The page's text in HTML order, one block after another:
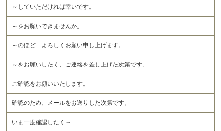
～していただければ幸いです。
～をお願いできませんか。
～のほど、よろしくお願い申し上げます。
～をお願いしたく、ご連絡を差し上げた次第です。
ご確認をお願いいたします。
確認のため、メールをお送りした次第です。
いま一度確認したく～